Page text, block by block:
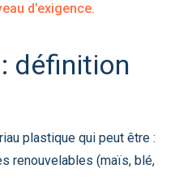
d’exigence.
définition
plastique qui peut être :
renouvelables (maïs, blé,